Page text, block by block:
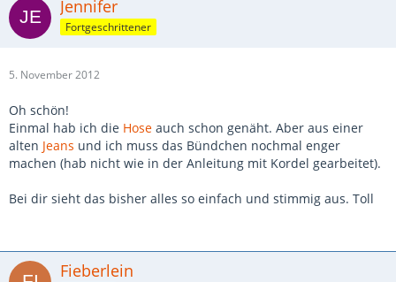
Jennifer
Fortgeschrittener
5. November 2012
Oh schön!
Einmal hab ich die Hose auch schon genäht. Aber aus einer
alten Jeans und ich muss das Bündchen nochmal enger
machen (hab nicht wie in der Anleitung mit Kordel gearbeitet).
Bei dir sieht das bisher alles so einfach und stimmig aus. Toll
Fieberlein